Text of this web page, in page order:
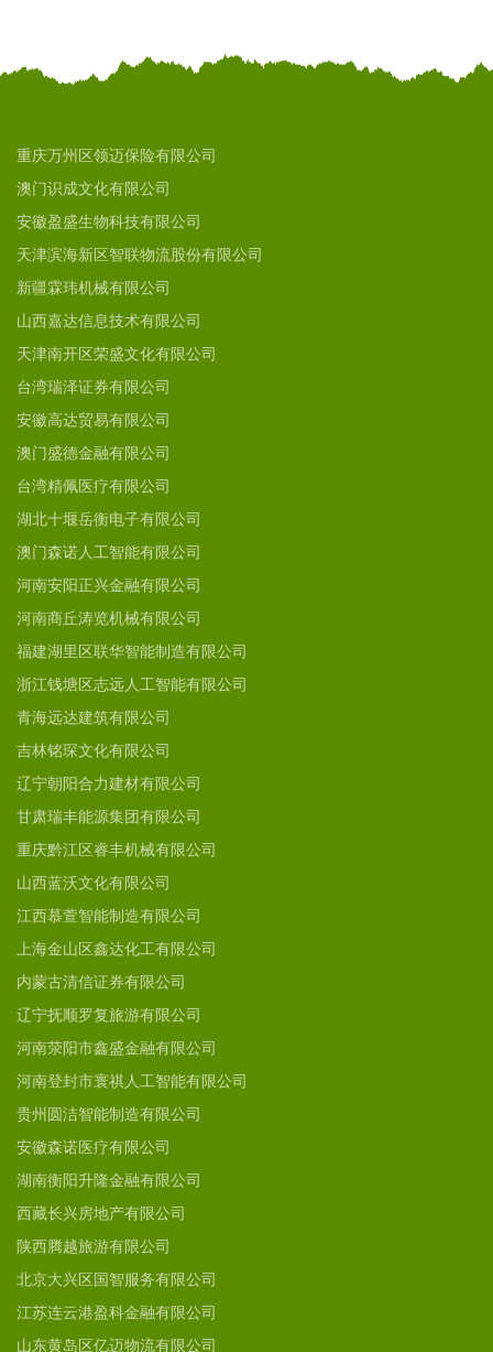
重庆万州区领迈保险有限公司
澳门识成文化有限公司
安徽盈盛生物科技有限公司
天津滨海新区智联物流股份有限公司
新疆霖玮机械有限公司
山西嘉达信息技术有限公司
天津南开区荣盛文化有限公司
台湾瑞泽证券有限公司
安徽高达贸易有限公司
澳门盛德金融有限公司
台湾精佩医疗有限公司
湖北十堰岳衡电子有限公司
澳门森诺人工智能有限公司
河南安阳正兴金融有限公司
河南商丘涛览机械有限公司
福建湖里区联华智能制造有限公司
浙江钱塘区志远人工智能有限公司
青海远达建筑有限公司
吉林铭琛文化有限公司
辽宁朝阳合力建材有限公司
甘肃瑞丰能源集团有限公司
重庆黔江区睿丰机械有限公司
山西蓝沃文化有限公司
江西慕萱智能制造有限公司
上海金山区鑫达化工有限公司
内蒙古清信证券有限公司
辽宁抚顺罗复旅游有限公司
河南荥阳市鑫盛金融有限公司
河南登封市寰祺人工智能有限公司
贵州圆洁智能制造有限公司
安徽森诺医疗有限公司
湖南衡阳升隆金融有限公司
西藏长兴房地产有限公司
陕西腾越旅游有限公司
北京大兴区国智服务有限公司
江苏连云港盈科金融有限公司
山东黄岛区亿迈物流有限公司